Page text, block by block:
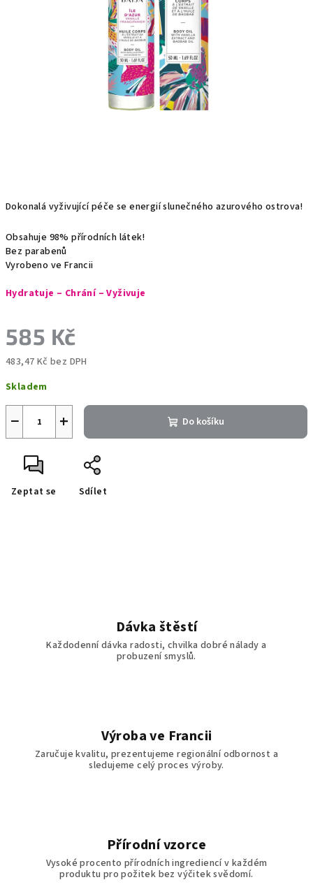
Dokonalá vyživující péče se energií slunečného azurového ostrova!
Obsahuje 98% přírodních látek!
Bez parabenů
Vyrobeno ve Francii
Hydratuje – Chrání – Vyživuje
585 Kč
483,47 Kč bez DPH
cena:
Skladem
+
− Do košíku
Zeptat se Sdílet
Dávka štěstí
Každodenní dávka radosti, chvilka dobré nálady a
probuzení smyslů.
Výroba ve Francii
Zaručuje kvalitu, prezentujeme regionální odbornost a
sledujeme celý proces výroby.
Přírodní vzorce
Vysoké procento přírodních ingrediencí v každém
produktu pro požitek bez výčitek svědomí.